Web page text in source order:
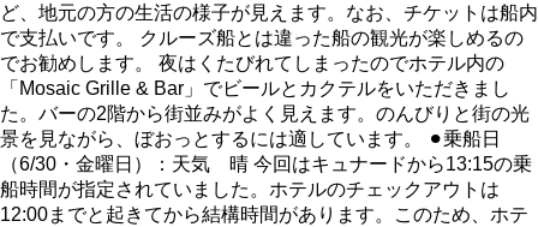
ど、地元の方の生活の様子が見えます。なお、チケットは船内
で支払いです。 クルーズ船とは違った船の観光が楽しめるの
でお勧めします。 夜はくたびれてしまったのでホテル内の
「Mosaic Grille & Bar」でビールとカクテルをいただきまし
た。バーの2階から街並みがよく見えます。のんびりと街の光
景を見ながら、ぼおっとするには適しています。 ⚫︎乗船日
（6/30・金曜日）：天気 晴 今回はキュナードから13:15の乗
船時間が指定されていました。ホテルのチェックアウトは
12:00までと起きてから結構時間があります。このため、ホテ